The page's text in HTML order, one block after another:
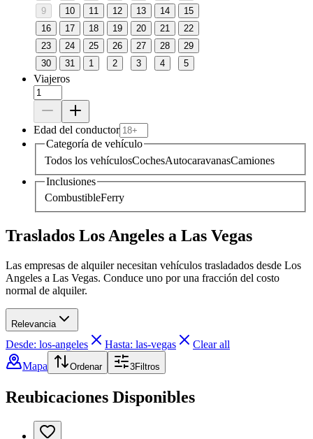
9
10 11 12 13 14
15
16
17 18 19 20 21
22
23
24 25 26 27 28
29
30
31 1 2 3 4 5
Viajeros
Edad del conductor
Categoría de vehículo
Todos los vehículosCochesAutocaravanasCamiones
Inclusiones
CombustibleFerry
Traslados Los Angeles a Las Vegas
Las empresas de alquiler necesitan vehículos trasladados desde Los
Angeles a Las Vegas. Conduce uno por una fracción del costo
normal de alquiler.
Relevancia
Desde: los-angeles Hasta: las-vegas
Clear all
Mapa
Ordenar 3Filtros
Reubicaciones Disponibles